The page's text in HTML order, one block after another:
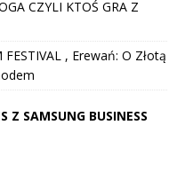
CZYLI KTOŚ GRA Z
, Erewań: O Złotą
Z SAMSUNG BUSINESS